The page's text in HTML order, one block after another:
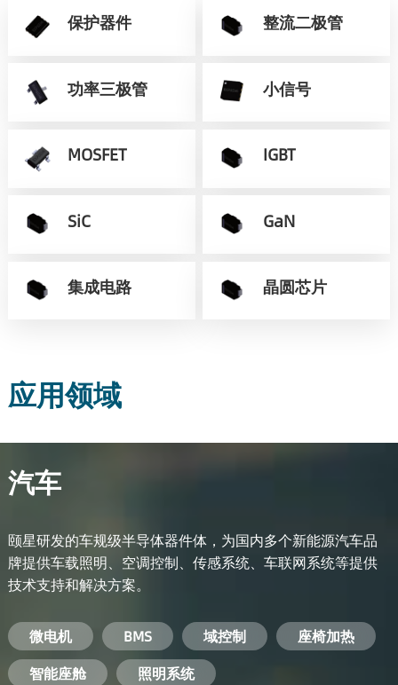
保护器件 整流二极管
功率三极管 小信号
MOSFET IGBT
SiC GaN
集成电路 晶圆芯片
应用领域
汽车
颐星研发的车规级半导体器件体，为国内多个新能源汽车品
牌提供车载照明、空调控制、传感系统、车联网系统等提供
技术支持和解决方案。
微电机 BMS 域控制
座椅加热
智能座舱
照明系统
电池管理系统
储能逆变器
工业电焊机 变频器
电机驱动
安防摄像头
开关电源 手机充电器
服务器电源
PC电源
电脑 手机 基站 机顶盒
智能农业 智能医疗
智能交通
智能家居